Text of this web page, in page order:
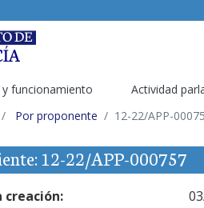
funcionamiento Actividad
Por proponente 12-22/APP-
12-22/APP-000757
creación: